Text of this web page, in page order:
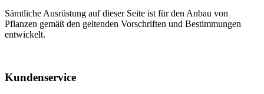
Sämtliche Ausrüstung auf dieser Seite ist für den Anbau von
Pflanzen gemäß den geltenden Vorschriften und Bestimmungen
entwickelt.
Kundenservice